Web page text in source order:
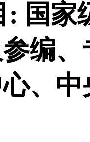
: 国家
编
、